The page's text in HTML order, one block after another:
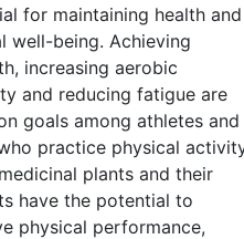
for maintaining health and
well-being. Achieving
increasing aerobic
and reducing fatigue are
goals among athletes and
practice physical
plants and their
have the potential to
physical performance,